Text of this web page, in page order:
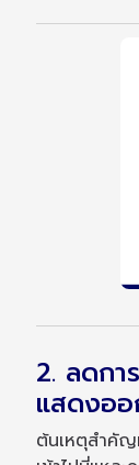
2. ลดกา
แสดงออ
ต้นเหตุสำคัญ